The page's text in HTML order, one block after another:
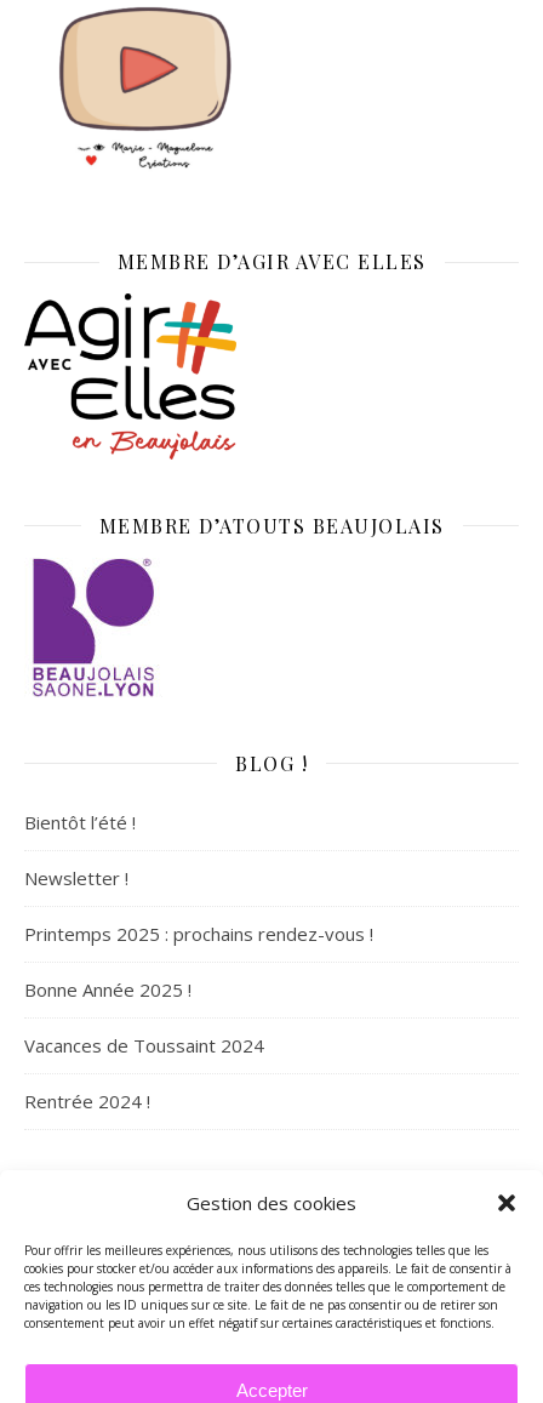
Gestion des cookies
Pour offrir les meilleures expériences, nous utilisons des technologies telles que les
cookies pour stocker et/ou accéder aux informations des appareils. Le fait de consentir à
ces technologies nous permettra de traiter des données telles que le comportement de
navigation ou les ID uniques sur ce site. Le fait de ne pas consentir ou de retirer son
consentement peut avoir un effet négatif sur certaines caractéristiques et fonctions.
Accepter
MEMBRE D’AGIR AVEC ELLES
MEMBRE D’ATOUTS BEAUJOLAIS
BLOG !
Bientôt l’été !
Newsletter !
Printemps 2025 : prochains rendez-vous !
Bonne Année 2025 !
Vacances de Toussaint 2024
Rentrée 2024 !
ARCHIVES
Archives